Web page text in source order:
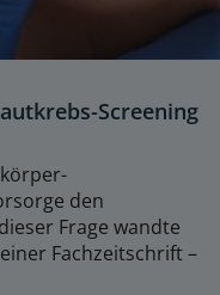
Screening
den
Frage wandte
Fachzeitschrift –